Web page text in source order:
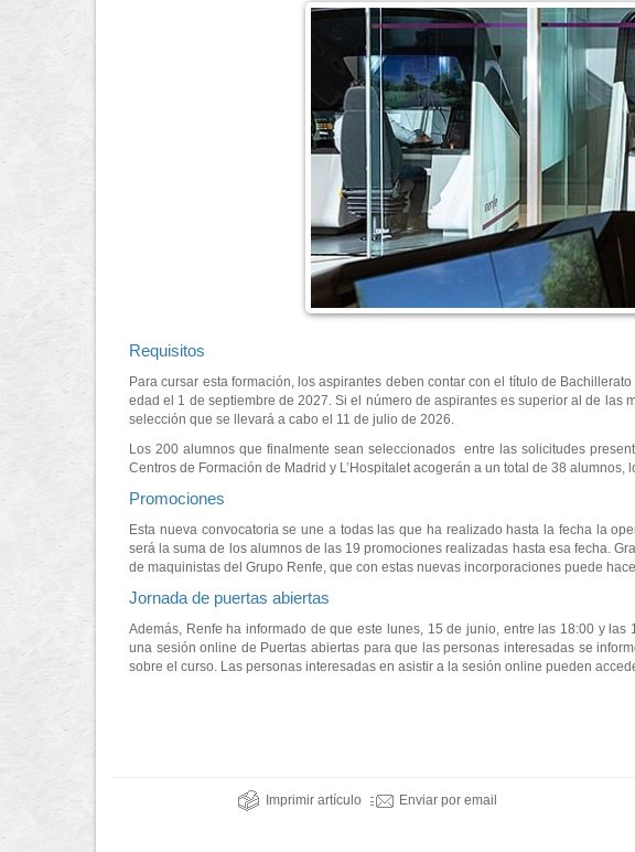
Requisitos
Para cursar esta formación, los aspirantes deben contar con el título de
edad el 1 de septiembre de 2027. Si el número de aspirantes es superior al de las
selección que se llevará a cabo el 11 de julio de 2026.
Los 200 alumnos que finalmente sean seleccionados entre las solicitudes
Centros de Formación de Madrid y L’Hospitalet acogerán a un total de 38
Promociones
Esta nueva convocatoria se une a todas las que ha realizado hasta la fecha la
será la suma de los alumnos de las 19 promociones realizadas hasta esa fecha.
de maquinistas del Grupo Renfe, que con estas nuevas incorporaciones puede
Jornada de puertas abiertas
Además, Renfe ha informado de que este lunes, 15 de junio, entre las 18:00 y
una sesión online de Puertas abiertas para que las personas interesadas se
sobre el curso. Las personas interesadas en asistir a la sesión online pueden
Imprimir artículo Enviar por email